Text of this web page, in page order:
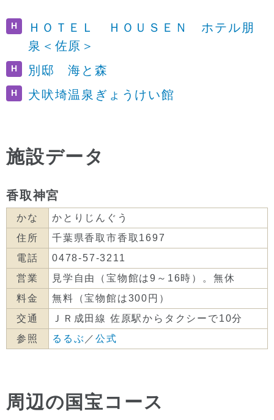
H
ＨＯＴＥＬ ＨＯＵＳＥＮ ホテル朋
泉＜佐原＞
H 別邸 海と森
H 犬吠埼温泉ぎょうけい館
施設データ
香取神宮
かな
かとりじんぐう
住所
千葉県香取市香取1697
電話
0478-57-3211
営業
見学自由（宝物館は9～16時）。無休
料金
無料（宝物館は300円）
交通
ＪＲ成田線 佐原駅からタクシーで10分
参照
るるぶ ／公式
周辺の国宝コース